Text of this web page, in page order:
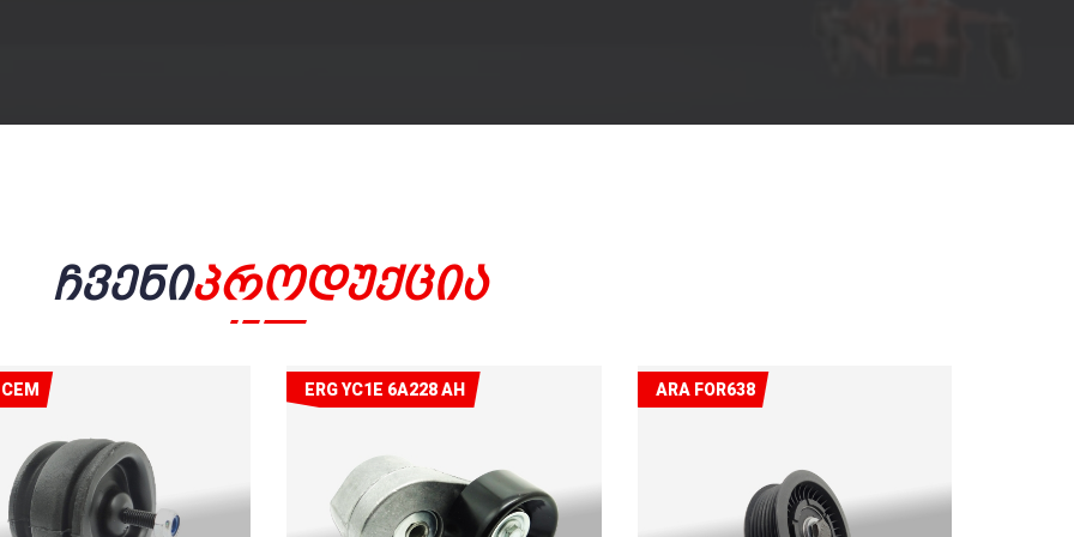
ᲩვენიᲞროდუქცია
ERG YC1E 6A228 AH ARA FOR638